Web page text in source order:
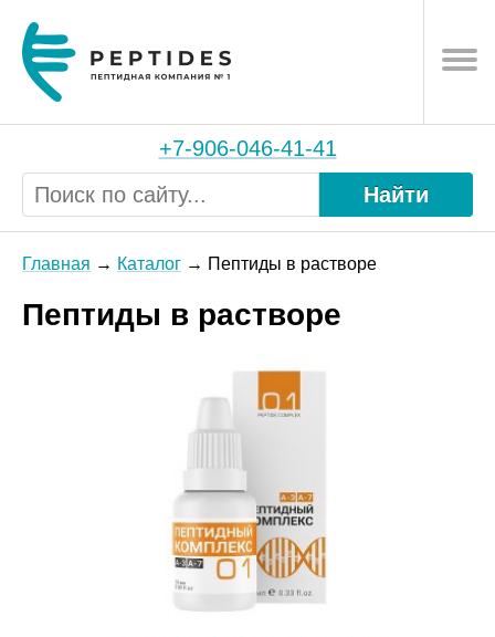
+7-906-046-41-41
Найти
Главная Каталог Пептиды в растворе
Пептиды в растворе